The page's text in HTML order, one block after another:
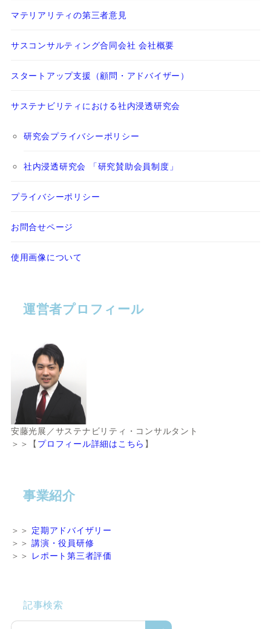
マテリアリティの第三者意見
サスコンサルティング合同会社 会社概要
スタートアップ支援（顧問・アドバイザー）
サステナビリティにおける社内浸透研究会
研究会プライバシーポリシー
社内浸透研究会 「研究賛助会員制度」
プライバシーポリシー
お問合せページ
使用画像について
運営者プロフィール
安藤光展／サステナビリティ・コンサルタント
＞＞【 プロフィール詳細はこちら 】
事業紹介
＞＞ 定期アドバイザリー
＞＞講演・役員研修
＞＞ レポート第三者評価
記事検索